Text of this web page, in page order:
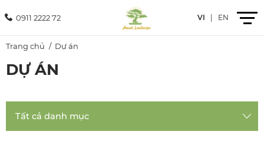
0911 2222 72 VI EN
Sản phẩm
Trang chủ Dự án
DỰ ÁN